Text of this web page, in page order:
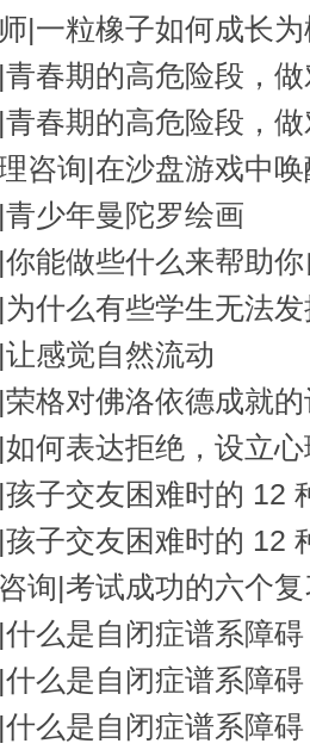
|一粒橡子如何成长
期的高危险段，做对四
期的高危险段，做对四
咨询|在沙盘游戏中
少年曼陀罗绘画
能做些什么来帮助
什么有些学生无法
感觉自然流动
格对佛洛依德成就
何表达拒绝，设立
子交友困难时的 12
子交友困难时的 12
询|考试成功的六个
么是自闭症谱系障
么是自闭症谱系障
么是自闭症谱系障